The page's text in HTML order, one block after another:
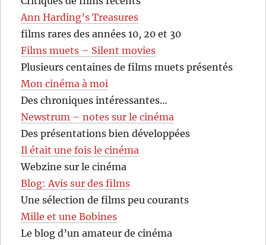
Ann Harding’s Treasures
films rares des années 10, 20 et 30
Films muets – Silent movies
Plusieurs centaines de films muets présentés
Mon cinéma à moi
Des chroniques intéressantes…
Newstrum – notes sur le cinéma
Des présentations bien développées
Il était une fois le cinéma
Webzine sur le cinéma
Blog: Avis sur des films
Une sélection de films peu courants
Mille et une Bobines
Le blog d’un amateur de cinéma